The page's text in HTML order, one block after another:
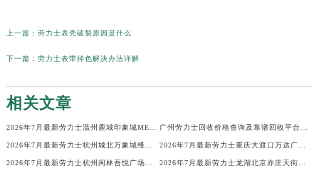
上一篇： 劳力士表壳破裂原因是什么
下一篇： 劳力士表带掉色解决办法详解
相关文章